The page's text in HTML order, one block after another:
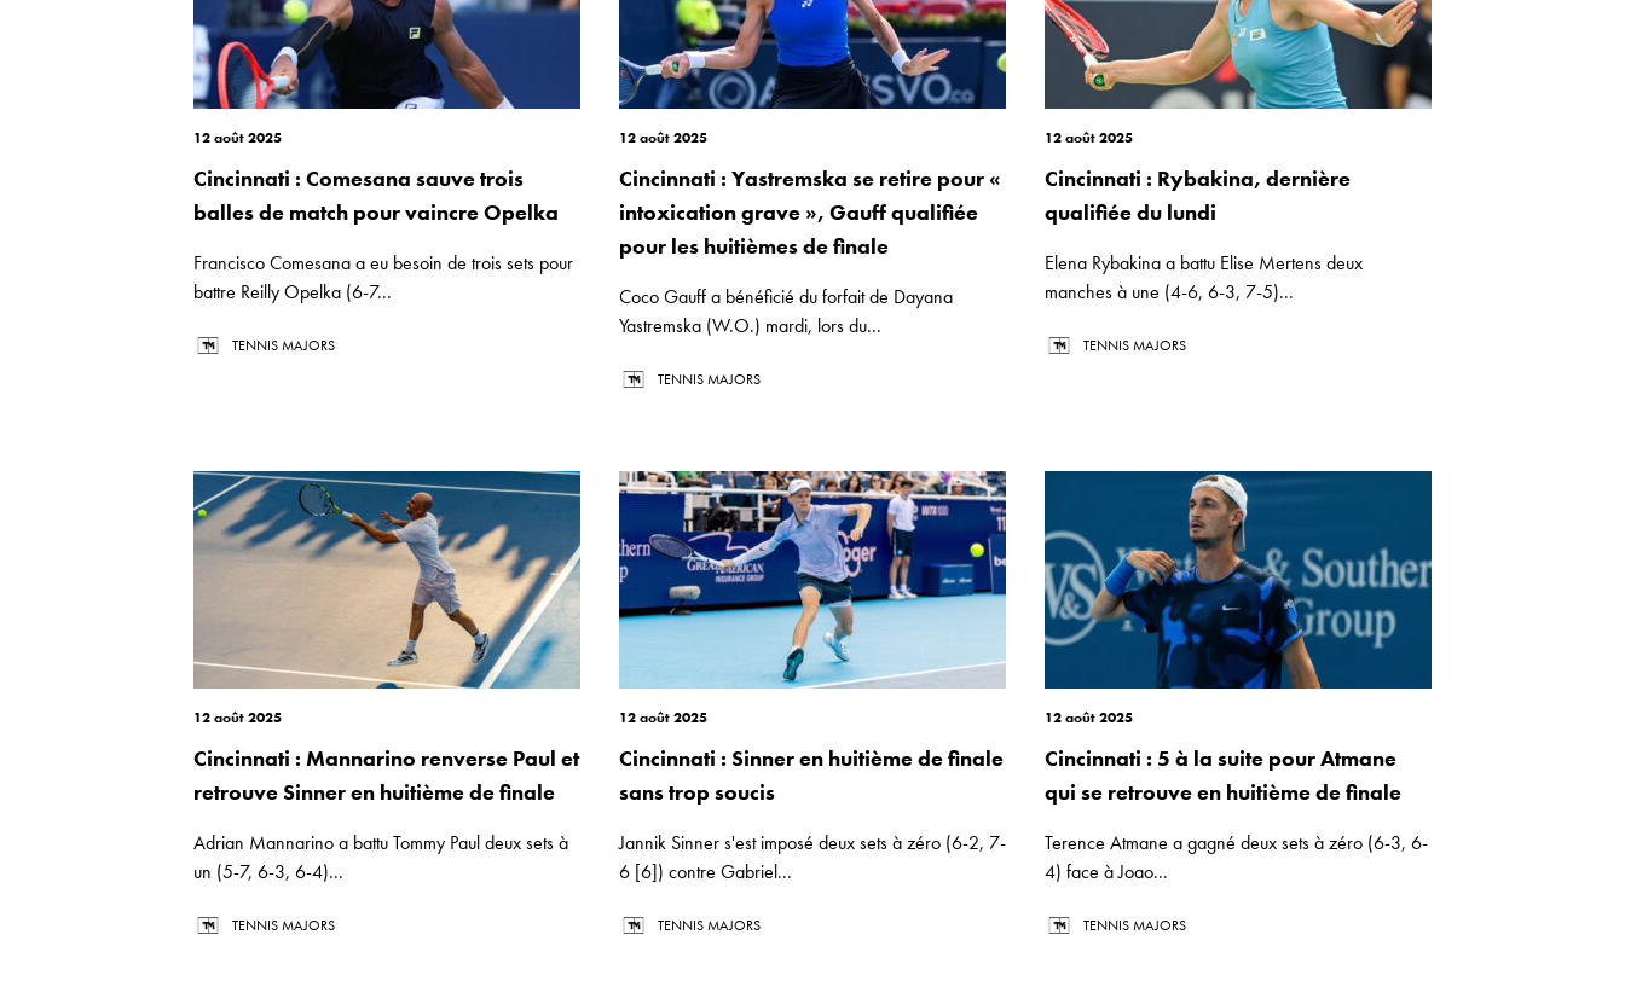
12 août 2025
Cincinnati : Comesana sauve trois
balles de match pour vaincre Opelka
Francisco Comesana a eu besoin de trois sets pour
battre Reilly Opelka (6-7...
TENNIS MAJORS
12 août 2025
Cincinnati : Yastremska se retire pour «
intoxication grave », Gauff qualifiée
pour les huitièmes de finale
Coco Gauff a bénéficié du forfait de Dayana
Yastremska (W.O.) mardi, lors du...
TENNIS MAJORS
12 août 2025
Cincinnati : Rybakina, dernière
qualifiée du lundi
Elena Rybakina a battu Elise Mertens deux
manches à une (4-6, 6-3, 7-5)...
TENNIS MAJORS
12 août 2025
Cincinnati : Mannarino renverse Paul et
retrouve Sinner en huitième de finale
Adrian Mannarino a battu Tommy Paul deux sets à
un (5-7, 6-3, 6-4)...
TENNIS MAJORS
12 août 2025
Cincinnati : Sinner en huitième de finale
sans trop soucis
Jannik Sinner s'est imposé deux sets à zéro (6-2, 7-
6 [6]) contre Gabriel...
TENNIS MAJORS
12 août 2025
Cincinnati : 5 à la suite pour Atmane
qui se retrouve en huitième de finale
Terence Atmane a gagné deux sets à zéro (6-3, 6-
4) face à Joao...
TENNIS MAJORS